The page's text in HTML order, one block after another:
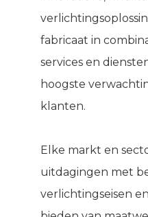
fabricaat in
services en
hoogste
klanten.
Elke markt en
uitdagingen met
verlichtingseisen